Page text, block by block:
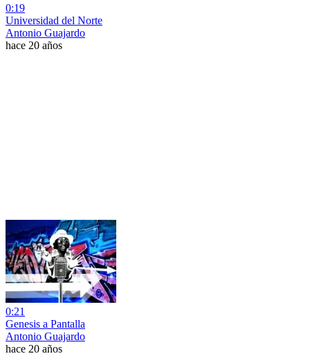
0:19
Universidad del Norte
Antonio Guajardo
hace 20 años
0:21
Genesis a Pantalla
Antonio Guajardo
hace 20 años